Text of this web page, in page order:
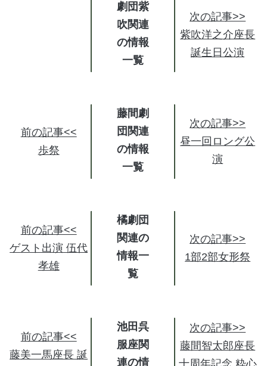
劇団紫
吹関連
の情報
次の記事>>
紫吹洋之介座長
誕生日公演
前の記事<<
歩祭
藤間劇
団関連
の情報
次の記事>>
昼一回ロング公
演
前の記事<<
ゲスト出演 伍代
孝雄
橘劇団
関連の
情報
次の記事>>
1部2部女形祭
前の記事<<
藤美一馬座長 誕
池田呉
服座関
連の情
次の記事>>
藤間智太郎座長